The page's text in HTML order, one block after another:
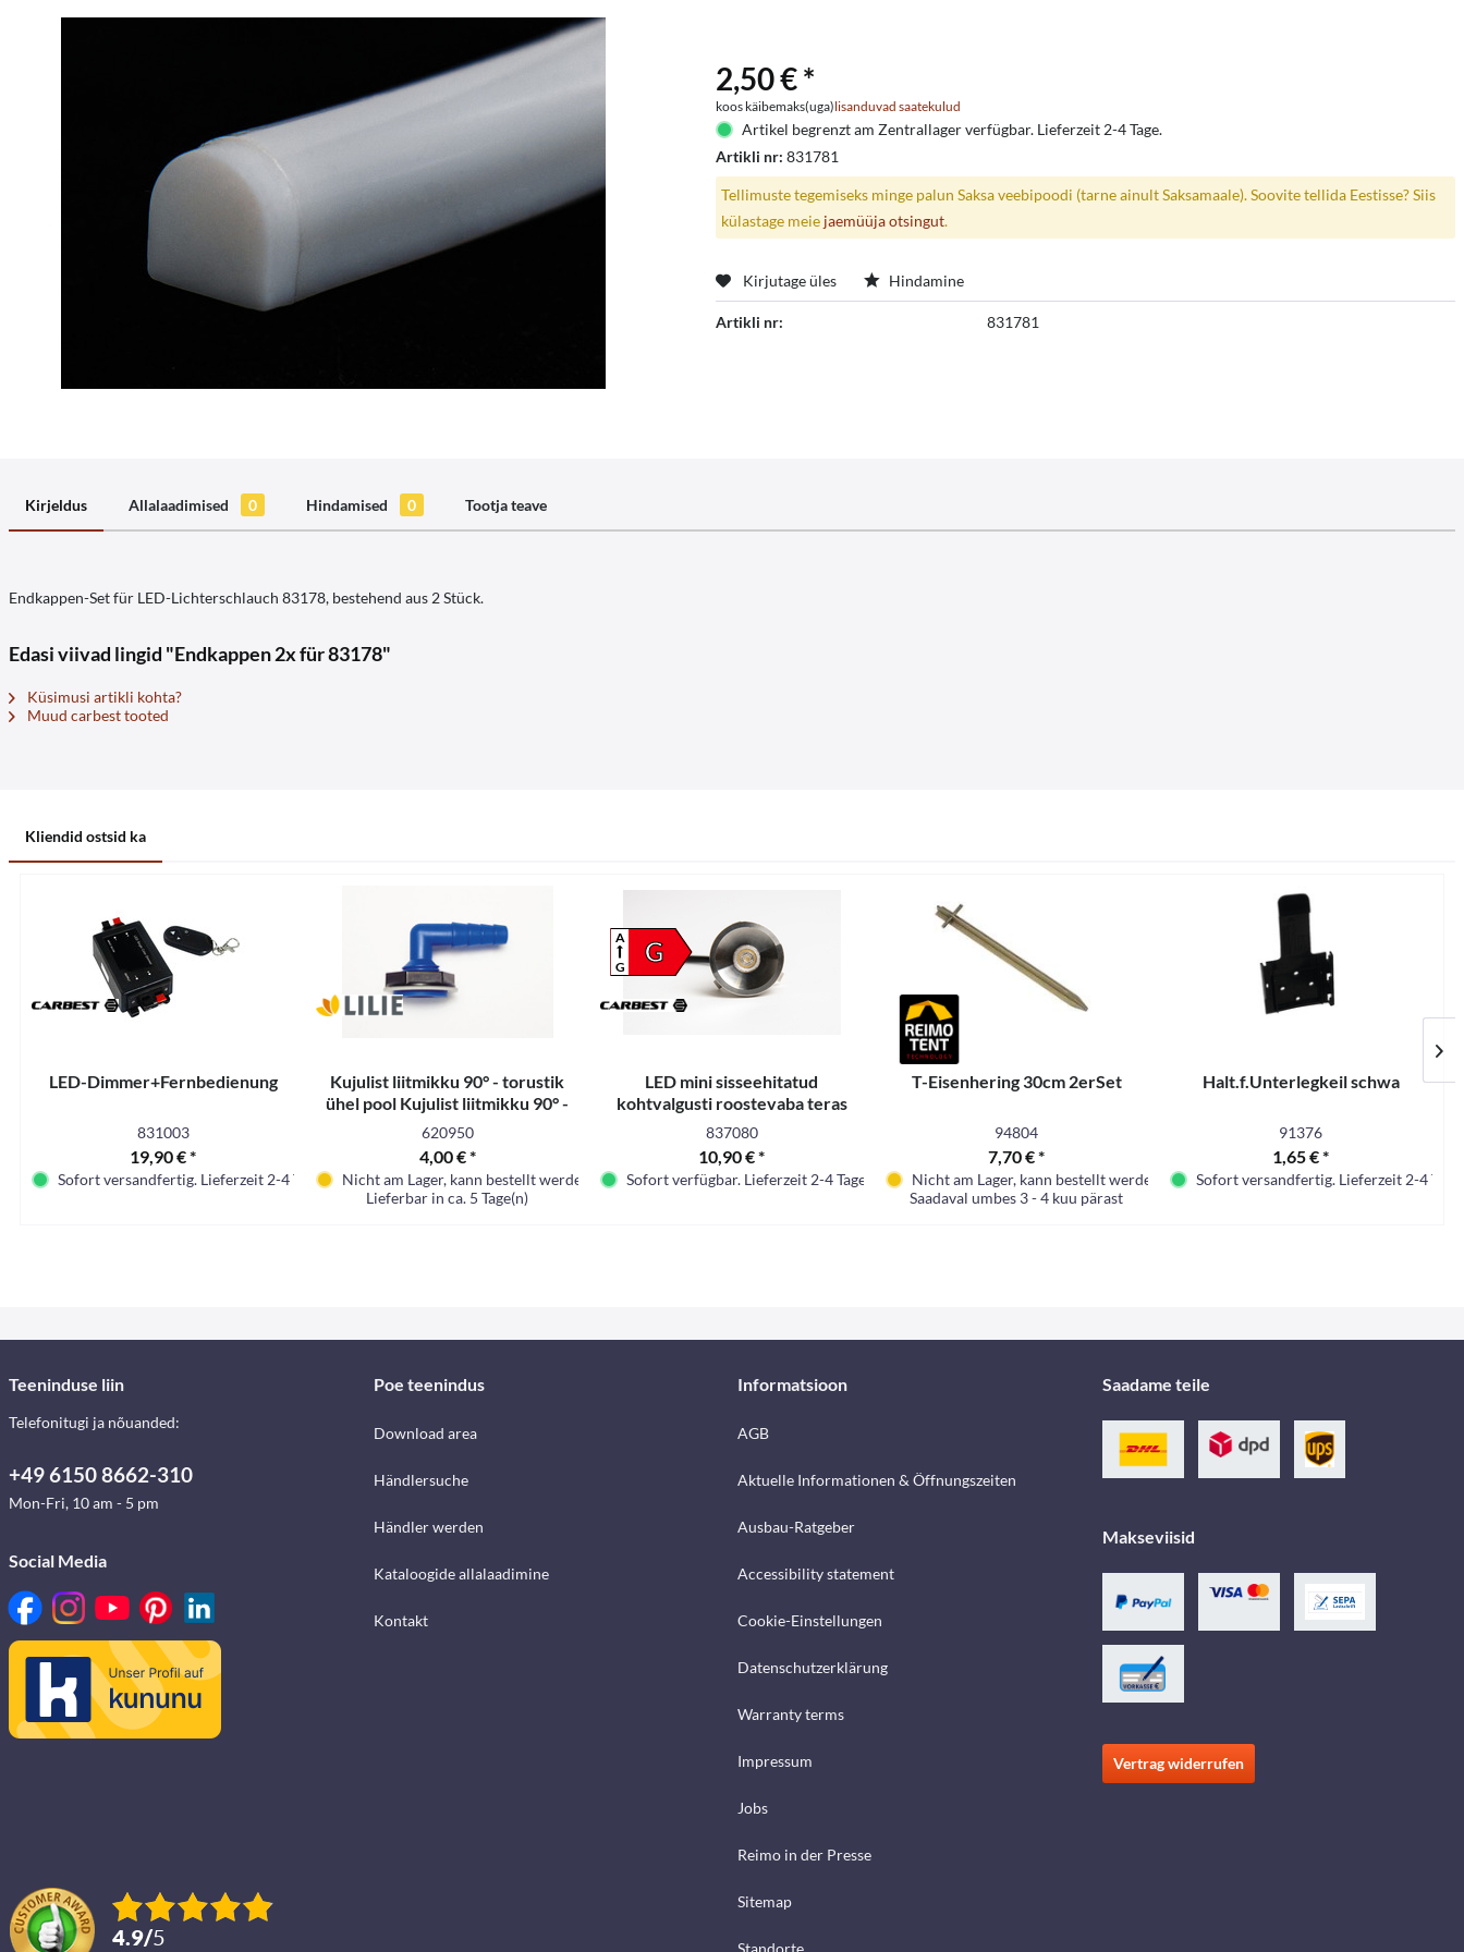
2,50 € *
koos käibemaks(uga)lisanduvad saatekulud
Artikel begrenzt am Zentrallager verfügbar. Lieferzeit 2-4 Tage.
Artikli nr:831781
Tellimuste tegemiseks minge palun Saksa veebipoodi (tarne ainult Saksamaale). Soovite tellida Eestisse? Siis
külastage meie jaemüüja otsingut.
Kirjutage üles Hindamine
Artikli nr: 831781
Kirjeldus Allalaadimised 0 Hindamised 0 Tootja teave
Endkappen-Set für LED-Lichterschlauch 83178, bestehend aus 2 Stück.
Edasi viivad lingid "Endkappen 2x für 83178"
Küsimusi artikli kohta?
Muud carbest tooted
Kliendid ostsid ka
LED-Dimmer+Fernbedienung
831003
19,90 € *
Sofort versandfertig. Lieferzeit 2-4 Tage.
Kujulist liitmikku 90° - torustik
ühel pool Kujulist liitmikku 90° -
torustik ühel pool
620950
4,00 € *
Nicht am Lager, kann bestellt werden
Lieferbar in ca. 5 Tage(n)
G
A
G
LED mini sisseehitatud
kohtvalgusti roostevaba teras
837080
10,90 € *
Sofort verfügbar. Lieferzeit 2-4 Tage.
T-Eisenhering 30cm 2erSet
94804
7,70 € *
Nicht am Lager, kann bestellt werden
Saadaval umbes 3 - 4 kuu pärast
Halt.f.Unterlegkeil schwa
91376
1,65 € *
Sofort versandfertig. Lieferzeit 2-4 Tage.
Teeninduse liin
Telefonitugi ja nõuanded:
+49 6150 8662-310
Mon-Fri, 10 am - 5 pm
Social Media
4.9/5
Poe teenindus
Download area
Händlersuche
Händler werden
Kataloogide allalaadimine
Kontakt
Informatsioon
AGB
Aktuelle Informationen & Öffnungszeiten
Ausbau-Ratgeber
Accessibility statement
Cookie-Einstellungen
Datenschutzerklärung
Warranty terms
Impressum
Jobs
Reimo in der Presse
Sitemap
Standorte
Saadame teile
Makseviisid
Vertrag widerrufen